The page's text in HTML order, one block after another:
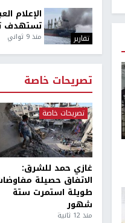
تقارير
الإعلام
تستهدف
منذ 9 ثواني
تصريحات خاصة
تصريحات خاصة
غازي حمد للشرق:
الاتفاق حصيلة
طويلة استمرت ستة
شهور
منذ 12 ثانية